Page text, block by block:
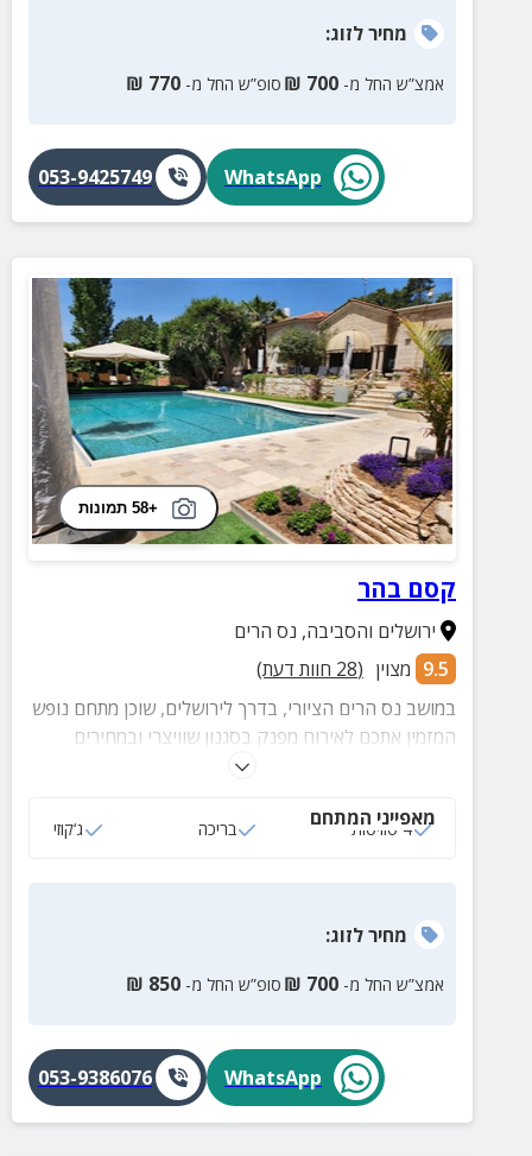
מחירלזוג:
אמצ”ש החל מ- 700
₪ סופ”ש החל מ- 770
₪
WhatsApp
053-9425749
+58 תמונות
קסם בהר
ירושלים והסביבה, נס הרים
9.5 מצוין (
28 חוות דעת)
במושב נס הרים הציורי, בדרך לירושלים, שוכן מתחם נופש
המזמין אתכם לאירוח מפנק בסגנון שוויצרי ובמחירים
אטרקטיביים. במקום 3 סוויטות מאובזרות ואווירה
מאפייני המתחם
4 סוויטות בריכה ג‘קוזי
מחירלזוג:
אמצ”ש החל מ- 700
₪ סופ”ש החל מ- 850
₪
WhatsApp
053-9386076